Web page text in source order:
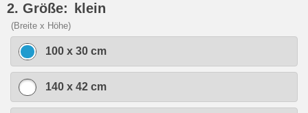
2. Größe: klein
(Breite x Höhe)
100 x 30 cm
140 x 42 cm